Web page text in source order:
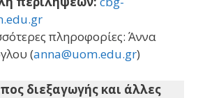
πληροφορίες: Άννα
(anna@uom.edu.gr)
διεξαγωγής και άλλες